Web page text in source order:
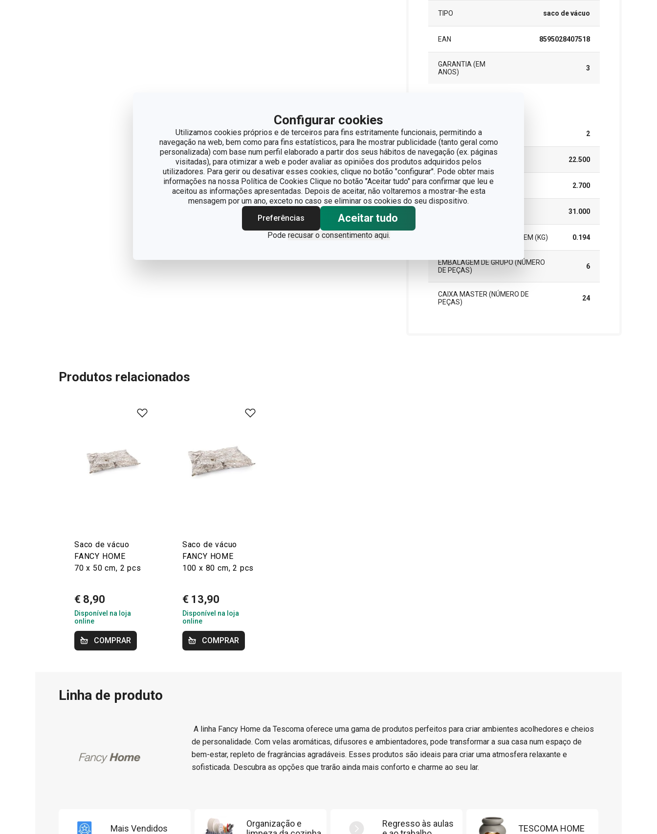
Configurar cookies
Utilizamos cookies próprios e de terceiros para fins estritamente funcionais, permitindo a
navegação na web, bem como para fins estatísticos, para lhe mostrar publicidade (tanto geral como
personalizada) com base num perfil elaborado a partir dos seus hábitos de navegação (ex. páginas
visitadas), para otimizar a web e poder avaliar as opiniões dos produtos adquiridos pelos
utilizadores. Para gerir ou desativar esses cookies, clique no botão "configurar". Pode obter mais
informações na nossa Política de Cookies Clique no botão "Aceitar tudo" para confirmar que leu e
aceitou as informações apresentadas. Depois de aceitar, não voltaremos a mostrar-lhe esta
mensagem por um ano, exceto no caso se eliminar os cookies do seu dispositivo.
Preferências
Aceitar tudo
Pode recusar o consentimento aqui.
TIPO saco de vácuo
EAN 8595028407518
GARANTIA (EM
ANOS)
3
PEÇAS DO CONJUNTO 2
LARGURA (CM) 22.500
ALTURA (CM) 2.700
31.000
PESO INCLUINDO EMBALAGEM (KG) 0.194
EMBALAGEM DE GRUPO (NÚMERO
DE PEÇAS)
6
CAIXA MASTER (NÚMERO DE
PEÇAS)
24
Produtos relacionados
Saco de vácuo
FANCY HOME
70 x 50 cm, 2 pcs
€ 8,90
Disponível na loja
online
COMPRAR
Saco de vácuo
FANCY HOME
100 x 80 cm, 2 pcs
€ 13,90
Disponível na loja
online
COMPRAR
Linha de produto
A linha Fancy Home da Tescoma oferece uma gama de produtos perfeitos para criar ambientes acolhedores e cheios
de personalidade. Com velas aromáticas, difusores e ambientadores, pode transformar a sua casa num espaço de
bem-estar, repleto de fragrâncias agradáveis. Esses produtos são ideais para criar uma atmosfera relaxante e
sofisticada. Descubra as opções que trarão ainda mais conforto e charme ao seu lar.
Mais Vendidos
Organização e
Regresso às aulas
TESCOMA HOME